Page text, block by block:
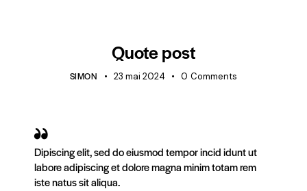
Quote post
SIMON 23 mai 2024 0 Comments
Dipiscing elit, sed do eiusmod tempor incid idunt ut
labore adipiscing et dolore magna minim totam rem
iste natus sit aliqua.